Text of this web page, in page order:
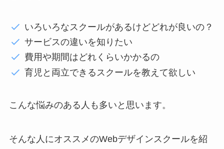
いろいろなスクールがあるけどどれが良いの？
サービスの違いを知りたい
費用や期間はどれくらいかかるの
育児と両立できるスクールを教えて欲しい
こんな悩みのある人も多いと思います。
そんな人にオススメのWebデザインスクールを紹